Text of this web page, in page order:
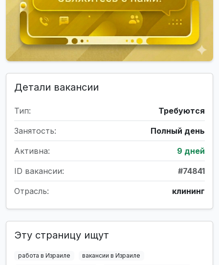
Детали вакансии
Тип: Требуются
Занятость: Полный день
Активна: 9 дней
ID вакансии: #74841
Отрасль: клининг
Эту страницу ищут
работа в Израиле
вакансии в Израиле